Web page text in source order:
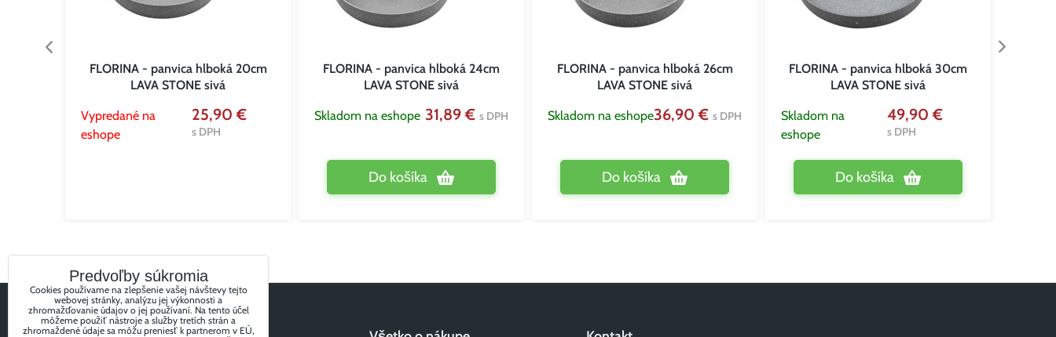
FLORINA - panvica hlboká 20cm
LAVA STONE sivá
Vypredané na
eshope
25,90 €
s DPH
FLORINA - panvica hlboká 24cm
LAVA STONE sivá
Skladom na eshope 31,89 €s DPH
Do košíka
FLORINA - panvica hlboká 26cm
LAVA STONE sivá
Skladom na eshope36,90 €s DPH
Do košíka
FLORINA - panvica hlboká 30cm
LAVA STONE sivá
Skladom na
eshope
49,90 €
s DPH
Do košíka
Predvoľby súkromia
Cookies používame na zlepšenie vašej návštevy tejto
webovej stránky, analýzu jej výkonnosti a
zhromažďovanie údajov o jej používaní. Na tento účel
môžeme použiť nástroje a služby tretích strán a
zhromaždené údaje sa môžu preniesť k partnerom v EÚ,